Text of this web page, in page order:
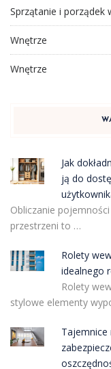
Sprzątanie i porządek
Wnętrze
Wnętrze
Jak
ją do
Obliczanie
przestrzeni to …
Rolety
idealnego
Rolety
stylowe elementy
Tajemnice